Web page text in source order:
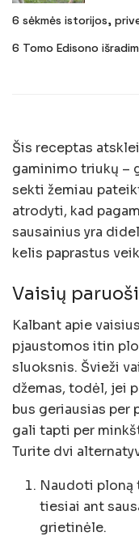
6 sėkmės istorijos,
6 Tomo Edisono
Šis receptas
gaminimo triukų –
sekti žemiau
atrodyti, kad
sausainius yra
kelis paprastus
Vaisių
Kalbant apie
pjaustomos itin
sluoksnis. Švieži
džemas, todėl, jei
bus geriausias per
gali tapti per
Turite dvi
Naudoti ploną
tiesiai ant
grietinėle.